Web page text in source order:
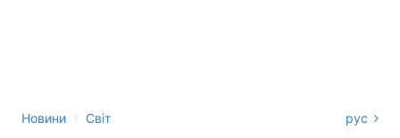
Новини › Світ рус